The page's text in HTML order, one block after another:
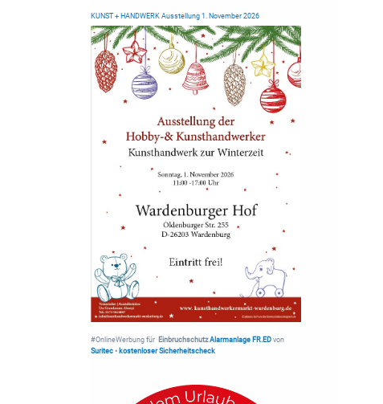
KUNST + HANDWERK Ausstellung 1. November 2026
#OnlineWerbung für Einbruchschutz Alarmanlage FR.ED von
Suritec• kostenloser Sicherheitscheck